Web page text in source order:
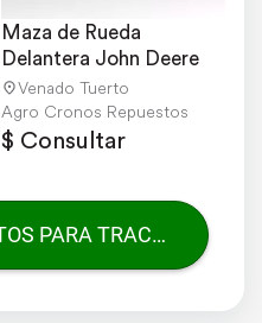
Maza de Rueda
Delantera John Deere
Venado Tuerto
Agro Cronos Repuestos
$ Consultar
VER MÁS REPUESTOS PARA TRACTORES